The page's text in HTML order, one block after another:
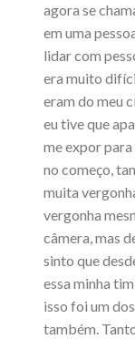
agora se
em uma
lidar com
era muito
eram do meu
eu tive que
me expor
no começo,
muita
vergonha
câmera, mas
sinto que
essa minha
isso foi um
também.